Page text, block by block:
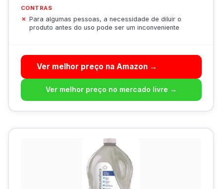
CONTRAS
Para algumas pessoas, a necessidade de diluir o
produto antes do uso pode ser um inconveniente
Ver melhor preço na Amazon →
Ver melhor preço no mercado livre →